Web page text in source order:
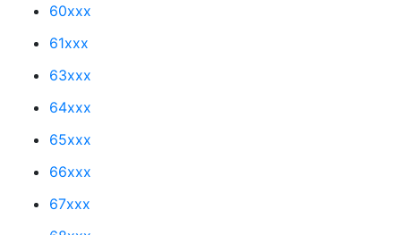
60xxx
61xxx
63xxx
64xxx
65xxx
66xxx
67xxx